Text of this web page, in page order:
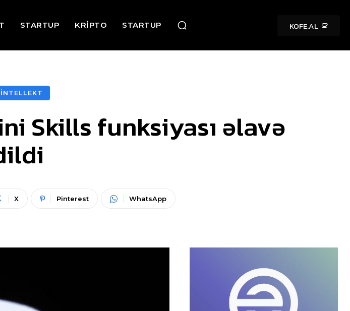
STARTUP KRİPTO STARTUP KOFE.AL
Skills funksiyası əlavə
X Pinterest WhatsApp